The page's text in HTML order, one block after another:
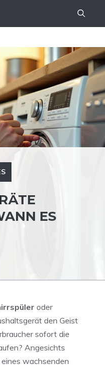
ES
oder
den Geist
sofort die
Angesichts
wachsenden